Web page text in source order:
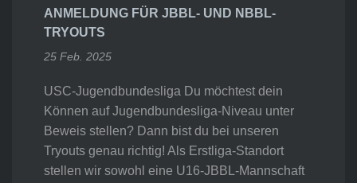
ANMELDUNG FÜR JBBL- UND NBBL-
TRYOUTS
25 Feb. 2025
USC-Jugendbundesliga Du möchtest dein
Können auf Jugendbundesliga-Niveau unter
Beweis stellen? Dann bist du bei unseren
Tryouts genau richtig! Als Erstliga-Standort
stellen wir sowohl eine U16-JBBL-Mannschaft